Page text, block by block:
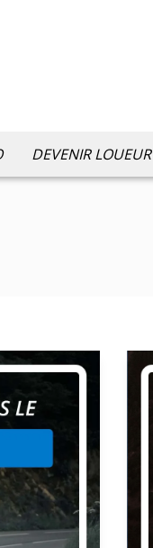
DEVENIR LOUEUR